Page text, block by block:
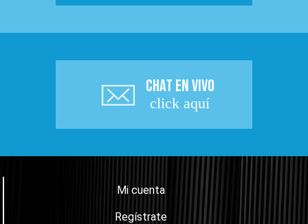
CHAT EN VIVO
click aquí
Mi cuenta
Regístrate